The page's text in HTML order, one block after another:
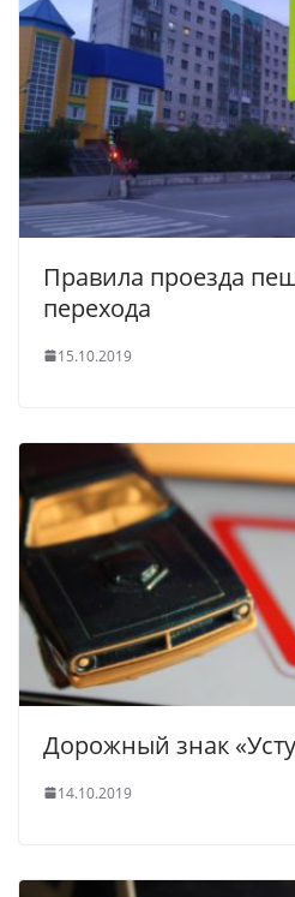
Правила проезда
перехода
15.10.2019
Дорожный знак
14.10.2019